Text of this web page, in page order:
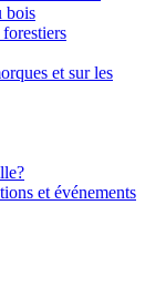
bois
et sur les
et événements